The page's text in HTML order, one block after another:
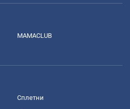
MAMACLUB
Сплетни